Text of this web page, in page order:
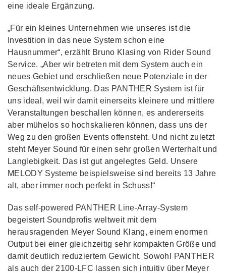
eine ideale Ergänzung.
„Für ein kleines Unternehmen wie unseres ist die
Investition in das neue System schon eine
Hausnummer“, erzählt Bruno Klasing von Rider Sound
Service. „Aber wir betreten mit dem System auch ein
neues Gebiet und erschließen neue Potenziale in der
Geschäftsentwicklung. Das PANTHER System ist für
uns ideal, weil wir damit einerseits kleinere und mittlere
Veranstaltungen beschallen können, es andererseits
aber mühelos so hochskalieren können, dass uns der
Weg zu den großen Events offensteht. Und nicht zuletzt
steht Meyer Sound für einen sehr großen Werterhalt und
Langlebigkeit. Das ist gut angelegtes Geld. Unsere
MELODY Systeme beispielsweise sind bereits 13 Jahre
alt, aber immer noch perfekt in Schuss!“
Das self-powered PANTHER Line-Array-System
begeistert Soundprofis weltweit mit dem
herausragenden Meyer Sound Klang, einem enormen
Output bei einer gleichzeitig sehr kompakten Größe und
damit deutlich reduziertem Gewicht. Sowohl PANTHER
als auch der 2100-LFC lassen sich intuitiv über Meyer